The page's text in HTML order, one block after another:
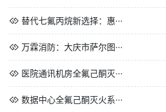
替代七氟丙烷新选择：惠···
万霖消防：大庆市萨尔图···
医院通讯机房全氟己酮灭···
数据中心全氟己酮灭火系···